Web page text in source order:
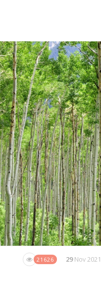
21626 29Nov 2021